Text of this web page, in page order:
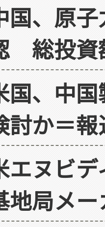
国、原
総投資
国、中
討か＝報
エヌビ
地局メ